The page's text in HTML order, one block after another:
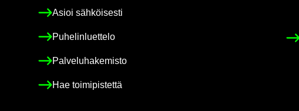
Asioi säh­köi­ses­ti
Pu­he­lin­luet­te­lo
Pal­ve­lu­ha­ke­mis­to
Hae toi­mi­pis­tet­tä